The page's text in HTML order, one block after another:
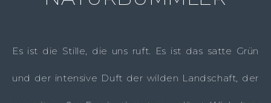
Es ist die Stille, die uns ruft. Es ist das satte Grün
und der intensive Duft der wilden Landschaft, der